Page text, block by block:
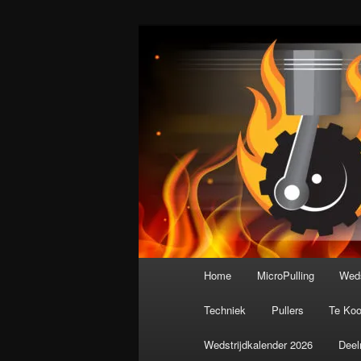
De meest krachtige
Home MicroPulling
Techniek Pullers Te
Wedstrijdkalender 2026